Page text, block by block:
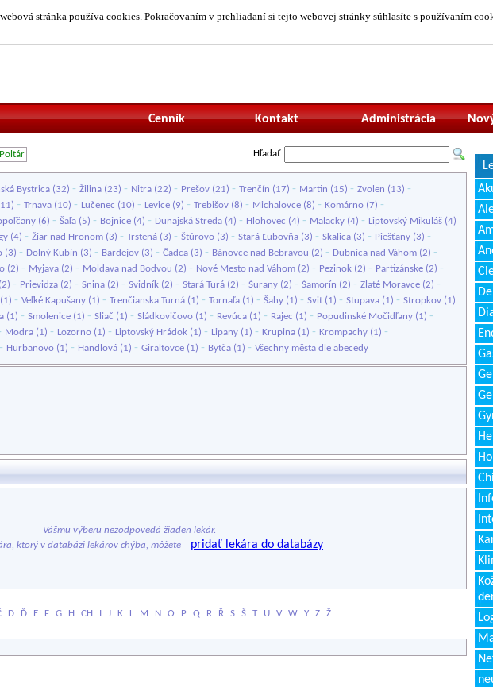
stránka používa cookies. Pokračovaním v prehliadaní si tejto webovej stránky súhlasíte s používaním
Administrácia
Kontakt
Cenník
Poltár Hľadať
Bystrica (32) - Žilina (23) - Nitra (22) - Prešov (21) - Trenčín (17) - Martin (15) - Zvolen (13) -
- Trnava (10) - Lučenec (10) - Levice (9) - Trebišov (8) - Michalovce (8) - Komárno (7) -
(6) - Šaľa (5) - Bojnice (4) - Dunajská Streda (4) - Hlohovec (4) - Malacky (4) - Liptovský Mikuláš (4)
(4) - Žiar nad Hronom (3) - Trstená (3) - Štúrovo (3) - Stará Ľubovňa (3) - Skalica (3) - Piešťany (3) -
(3) - Dolný Kubín (3) - Bardejov (3) - Čadca (3) - Bánovce nad Bebravou (2) - Dubnica nad Váhom (2) -
(2) - Myjava (2) - Moldava nad Bodvou (2) - Nové Mesto nad Váhom (2) - Pezinok (2) - Partizánske (2) -
(2) - Prievidza (2) - Snina (2) - Svidník (2) - Stará Turá (2) - Šurany (2) - Šamorín (2) - Zlaté Moravce (2) -
(1) - Veľké Kapušany (1) - Trenčianska Turná (1) - Tornaľa (1) - Šahy (1) - Svit (1) - Stupava (1) - Stropkov (1)
(1) - Smolenice (1) - Sliač (1) - Sládkovičovo (1) - Revúca (1) - Rajec (1) - Popudinské Močidľany (1) -
Modra (1) - Lozorno (1) - Liptovský Hrádok (1) - Lipany (1) - Krupina (1) - Krompachy (1) -
- Hurbanovo (1) - Handlová (1) - Giraltovce (1) - Bytča (1) - Všechny města dle abecedy
Vášmu výberu nezodpovedá žiaden lekár.
ktorý v databázi lekárov chýba, môžete
pridať lekára do databázy
D Ď E F G H CH I J K L M N O P Q R Ř S Š T U V W Y Z Ž